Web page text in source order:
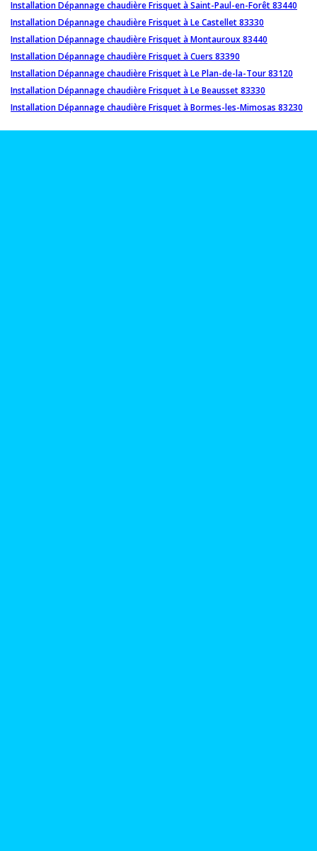
Installation Dépannage chaudière Frisquet à Saint-Paul-en-Forêt 83440
Installation Dépannage chaudière Frisquet à Le Castellet 83330
Installation Dépannage chaudière Frisquet à Montauroux 83440
Installation Dépannage chaudière Frisquet à Cuers 83390
Installation Dépannage chaudière Frisquet à Le Plan-de-la-Tour 83120
Installation Dépannage chaudière Frisquet à Le Beausset 83330
Installation Dépannage chaudière Frisquet à Bormes-les-Mimosas 83230